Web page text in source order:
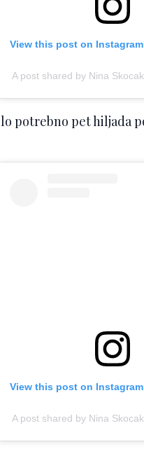
View this post on Instagram
A post shared by Nina
potrebno pet hiljada
View this post on Instagram
A post shared by Nina